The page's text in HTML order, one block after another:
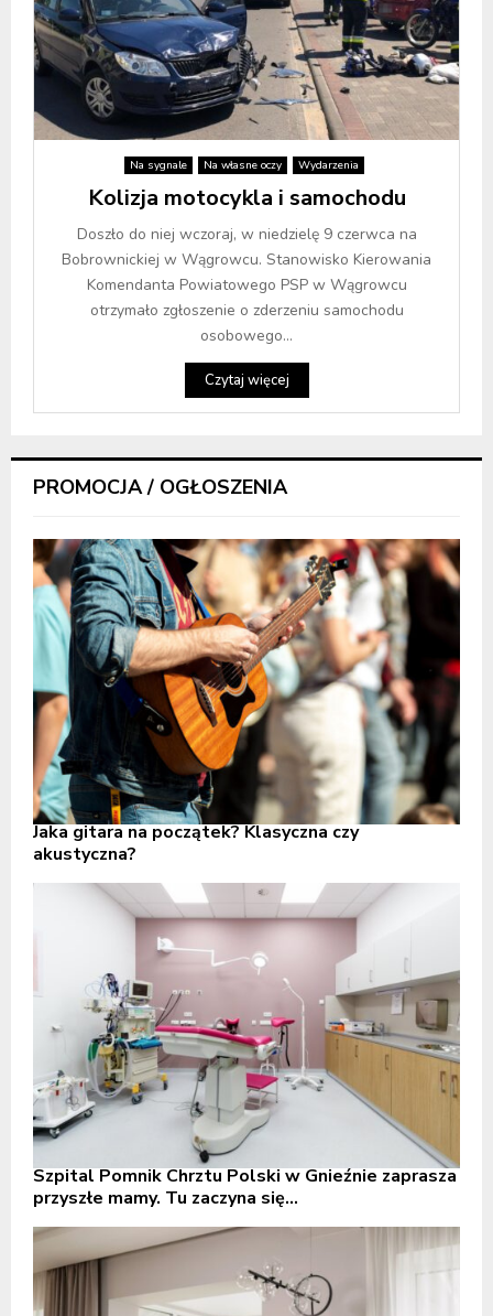
Na sygnale Na własne oczy Wydarzenia
Kolizja motocykla i samochodu
Doszło do niej wczoraj, w niedzielę 9 czerwca na
Bobrownickiej w Wągrowcu. Stanowisko Kierowania
Komendanta Powiatowego PSP w Wągrowcu
otrzymało zgłoszenie o zderzeniu samochodu
osobowego...
Czytaj więcej
PROMOCJA / OGŁOSZENIA
Jaka gitara na początek? Klasyczna czy
akustyczna?
Szpital Pomnik Chrztu Polski w Gnieźnie zaprasza
przyszłe mamy. Tu zaczyna się...